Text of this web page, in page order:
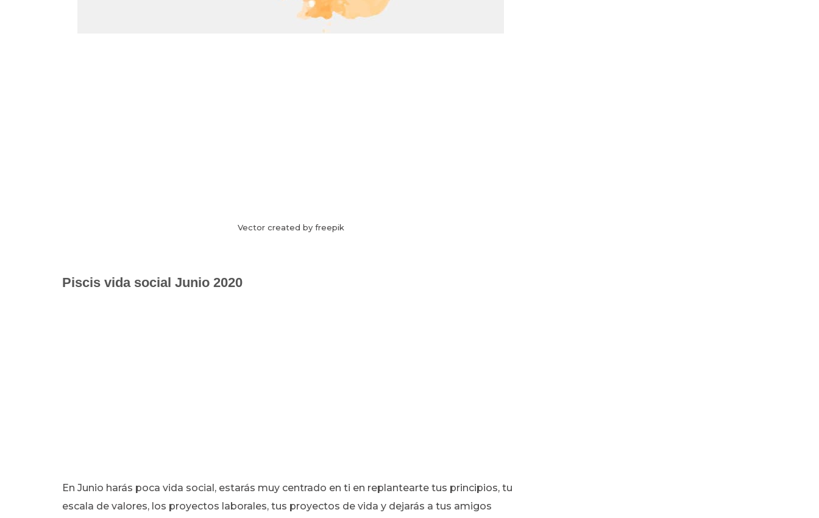
Vector created by freepik
Piscis vida social Junio 2020
En Junio harás poca vida social, estarás muy centrado en ti en replantearte tus principios, tu
escala de valores, los proyectos laborales, tus proyectos de vida y dejarás a tus amigos